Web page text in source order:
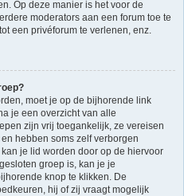
Op deze manier is het voor de
moderators aan een forum toe te
een privéforum te verlenen, enz.
moet je op de bijhorende link
je een overzicht van alle
zijn vrij toegankelijk, ze vereisen
hebben soms zelf verborgen
je lid worden door op de hiervoor
groep is, kan je je
knop te klikken. De
hij of zij vraagt mogelijk